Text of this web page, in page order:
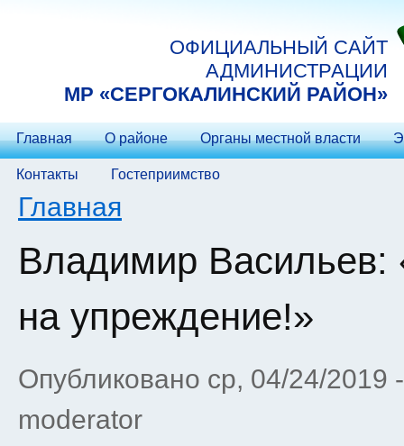
ОФИЦИАЛЬНЫЙ САЙТ
АДМИНИСТРАЦИИ
МP «СЕРГОКАЛИНСКИЙ РАЙОН»
Главная О районе Органы местной власти
Контакты Гостеприимство
Вы здесь
Главная
Владимир
на упреждение!»
Опубликовано ср, 04/24/2019
moderator